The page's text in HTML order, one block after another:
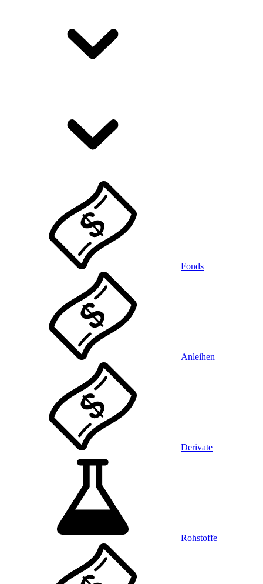
Fonds
Anleihen
Derivate
Rohstoffe